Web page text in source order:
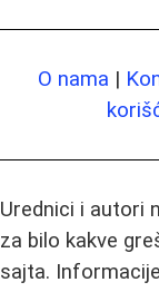
O nama |
Urednici i autori
za bilo kakve
sajta.